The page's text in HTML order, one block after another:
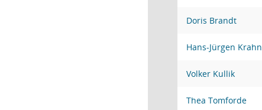
Doris Brandt
Hans-Jürgen Krahn
Volker Kullik
Thea Tomforde